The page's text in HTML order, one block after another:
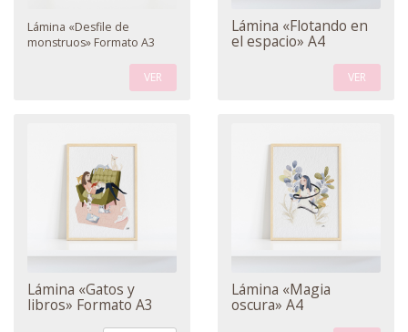
Lámina «Desfile de
monstruos» Formato A3
VER
Lámina «Flotando en
el espacio» A4
VER
Lámina «Gatos y
libros» Formato A3
Lámina «Magia
oscura» A4